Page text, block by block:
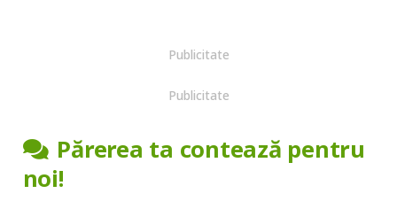
Publicitate
Publicitate
Părerea ta contează pentru
noi!